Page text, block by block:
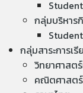
กลุ่มบริหาร
กลุ่มสาระการเรี
วิทยาศาสต
คณิตศาสตร์